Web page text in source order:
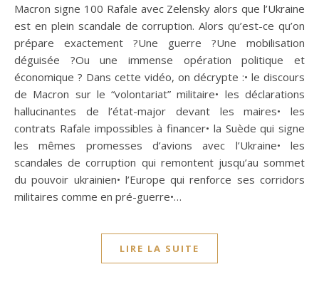
Macron signe 100 Rafale avec Zelensky alors que l’Ukraine
est en plein scandale de corruption. Alors qu’est-ce qu’on
prépare exactement ?Une guerre ?Une mobilisation
déguisée ?Ou une immense opération politique et
économique ? Dans cette vidéo, on décrypte :• le discours
de Macron sur le “volontariat” militaire• les déclarations
hallucinantes de l’état-major devant les maires• les
contrats Rafale impossibles à financer• la Suède qui signe
les mêmes promesses d’avions avec l’Ukraine• les
scandales de corruption qui remontent jusqu’au sommet
du pouvoir ukrainien• l’Europe qui renforce ses corridors
militaires comme en pré-guerre•…
LIRE LA SUITE